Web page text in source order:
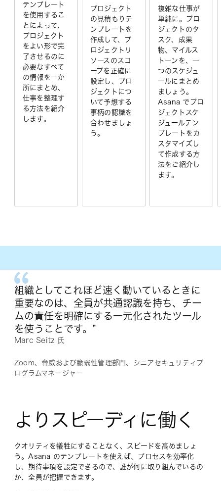
テンプレート
を使用するこ
とによって、
プロジェクト
をよい形で完
了させるのに
必要なすべて
の情報を一か
所にまとめ、
仕事を整理す
る方法を紹介
します。
プロジェクト
の見積もりテ
ンプレートを
作成して、プ
ロジェクトリ
ソースのスコ
ープを正確に
設定し、プロ
ジェクトにつ
いて予想する
事柄の認識を
合わせましょ
う。
複雑な仕事が
単純に。プロ
ジェクトのタ
スク、成果
物、マイルス
トーンを、一
つのスケジュ
ールにまとめ
ましょう。
Asana でプロ
ジェクトスケ
ジュールテン
プレートをカ
スタマイズし
て作成する方
法をご紹介し
ます。
組織としてこれほど速く動いているときに
重要なのは、全員が共通認識を持ち、チー
ムの責任を明確にする一元化されたツール
を使うことです。”
Marc Seitz 氏
Zoom、脅威および脆弱性管理部門、シニアセキュリティプ
ログラムマネージャー
よりスピーディに働く
クオリティを犠牲にすることなく、スピードを高めましょ
う。Asana のテンプレートを使えば、プロセスを効率化
し、期待事項を設定できるので、誰が何に取り組んでいるの
か、全員が把握できます。